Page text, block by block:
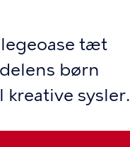
tæt
børn
sysler.